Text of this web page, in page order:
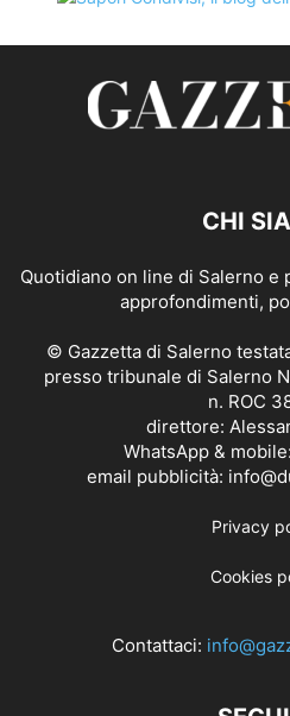
CHI
Quotidiano on line di Salerno e
approfondimenti,
© Gazzetta di Salerno
presso tribunale di Salerno
n. ROC
direttore:
WhatsApp &
email pubblicità:
Privacy
Cookies
Contattaci: